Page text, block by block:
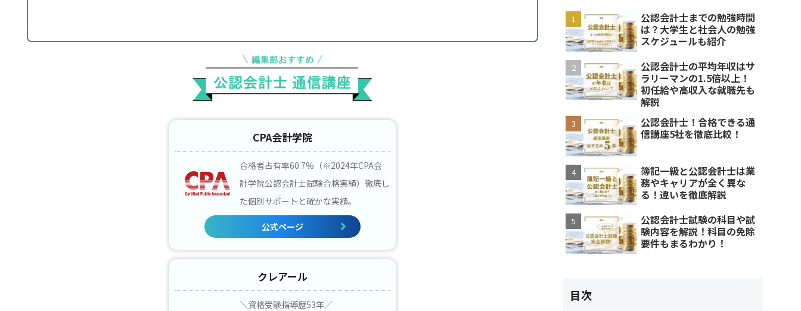
CPA会計学院
合格者占有率60.7%（※2024年CPA会
計学院公認会計士試験合格実績）徹底し
た個別サポートと確かな実績。
公式ページ
クレアール
＼資格受験指導歴53年／
公認会計士までの勉強時間
は？大学生と社会人の勉強
スケジュールも紹介
公認会計士の平均年収はサ
ラリーマンの1.5倍以上！
初任給や高収入な就職先も
解説
公認会計士！合格できる通
信講座5社を徹底比較！
簿記一級と公認会計士は業
務やキャリアが全く異な
る！違いを徹底解説
公認会計士試験の科目や試
験内容を解説！科目の免除
要件もまるわかり！
目次